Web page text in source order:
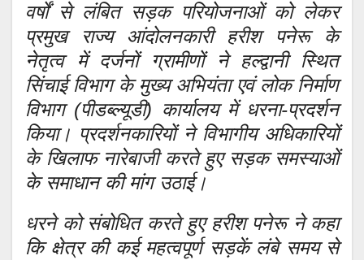
वर्षों से लंबित सड़क परियोजनाओं को लेकर
प्रमुख राज्य आंदोलनकारी हरीश पनेरू के
नेतृत्व में दर्जनों ग्रामीणों ने हल्द्वानी स्थित
सिंचाई विभाग के मुख्य अभियंता एवं लोक निर्माण
विभाग (पीडब्ल्यूडी) कार्यालय में धरना-प्रदर्शन
किया। प्रदर्शनकारियों ने विभागीय अधिकारियों
के खिलाफ नारेबाजी करते हुए सड़क समस्याओं
के समाधान की मांग उठाई।
धरने को संबोधित करते हुए हरीश पनेरू ने कहा
कि क्षेत्र की कई महत्वपूर्ण सड़कें लंबे समय से